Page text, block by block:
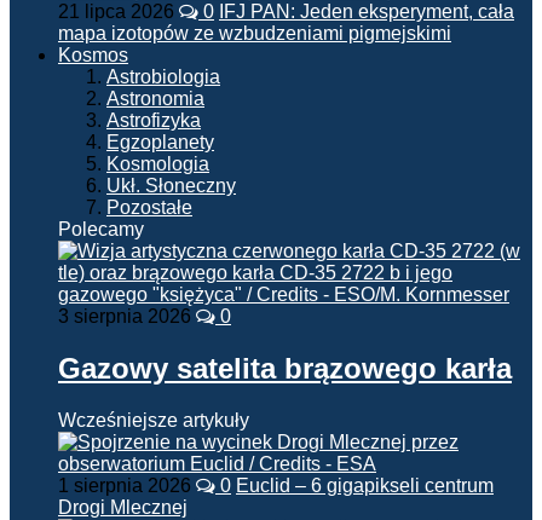
21 lipca 2026 0 IFJ PAN: Jeden eksperyment, cała
mapa izotopów ze wzbudzeniami pigmejskimi
Kosmos
Astrobiologia
Astronomia
Astrofizyka
Egzoplanety
Kosmologia
Ukł. Słoneczny
Pozostałe
Polecamy
3 sierpnia 2026 0
Gazowy satelita brązowego karła
Wcześniejsze artykuły
1 sierpnia 2026 0 Euclid – 6 gigapikseli centrum
Drogi Mlecznej